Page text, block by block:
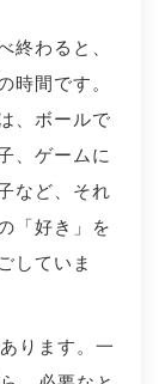
終わると、
時間です。
、ボールで
、ゲームに
など、それ
「好き」を
していま
ります。 一